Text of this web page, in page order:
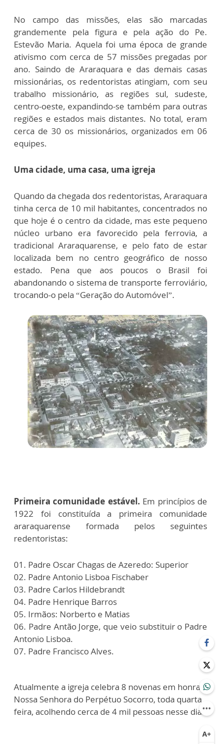
No campo das missões, elas são marcadas
grandemente pela figura e pela ação do Pe.
Estevão Maria. Aquela foi uma época de grande
ativismo com cerca de 57 missões pregadas por
ano. Saindo de Araraquara e das demais casas
missionárias, os redentoristas atingiam, com seu
trabalho missionário, as regiões sul, sudeste,
centro-oeste, expandindo-se também para outras
regiões e estados mais distantes. No total, eram
cerca de 30 os missionários, organizados em 06
equipes.
Uma cidade, uma casa, uma igreja
Quando da chegada dos redentoristas, Araraquara
tinha cerca de 10 mil habitantes, concentrados no
que hoje é o centro da cidade, mas este pequeno
núcleo urbano era favorecido pela ferrovia, a
tradicional Araraquarense, e pelo fato de estar
localizada bem no centro geográfico de nosso
estado. Pena que aos poucos o Brasil foi
abandonando o sistema de transporte ferroviário,
trocando-o pela “Geração do Automóvel”.
Primeira comunidade estável. Em princípios de
1922 foi constituída a primeira comunidade
araraquarense formada pelos seguintes
redentoristas:
01. Padre Oscar Chagas de Azeredo: Superior
02. Padre Antonio Lisboa Fischaber
03. Padre Carlos Hildebrandt
04. Padre Henrique Barros
05. Irmãos: Norberto e Matias
06. Padre Antão Jorge, que veio substituir o Padre
Antonio Lisboa.
07. Padre Francisco Alves.
Atualmente a igreja celebra 8 novenas em honra a
Nossa Senhora do Perpétuo Socorro, toda quarta
feira, acolhendo cerca de 4 mil pessoas nesse dia.